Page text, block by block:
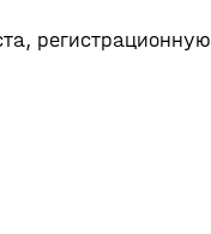
регистрационную